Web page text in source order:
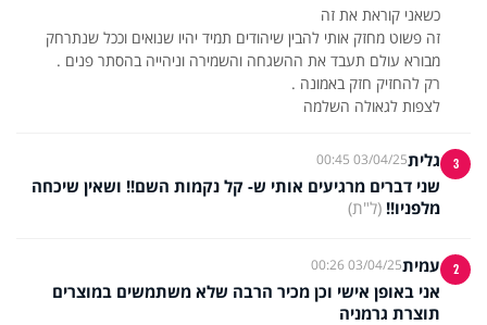
זה פשוט מחזק אותי להבין שיהודים תמיד יהיו שנואים וככל שנתרחק
לצפות לגאולה השלמה
3 גלית03/04/25 00:45
שני דברים מרגיעים אותי ש- קל נקמות השם!! ושאין שיכחה
מלפניו!! (ל"ת)
2 עמית03/04/25 00:26
אני באופן אישי וכן מכיר הרבה שלא משתמשים במוצרים
תוצרת גרמניה